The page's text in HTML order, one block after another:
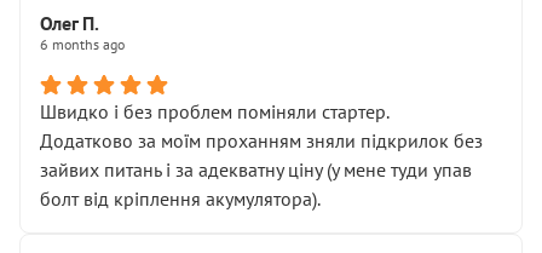
Олег П.
6 months ago
Швидко і без проблем поміняли стартер.
Додатково за моїм проханням зняли підкрилок без
зайвих питань і за адекватну ціну (у мене туди упав
болт від кріплення акумулятора).